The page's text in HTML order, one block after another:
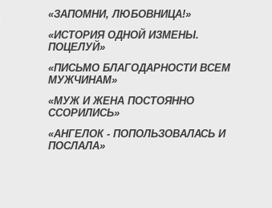
«ЗАПОМНИ, ЛЮБОВНИЦА!»
«ИСТОРИЯ ОДНОЙ ИЗМЕНЫ.
ПОЦЕЛУЙ»
«ПИСЬМО БЛАГОДАРНОСТИ ВСЕМ
МУЖЧИНАМ»
«МУЖ И ЖЕНА ПОСТОЯННО
ССОРИЛИСЬ»
«АНГЕЛОК - ПОПОЛЬЗОВАЛАСЬ И
ПОСЛАЛА»